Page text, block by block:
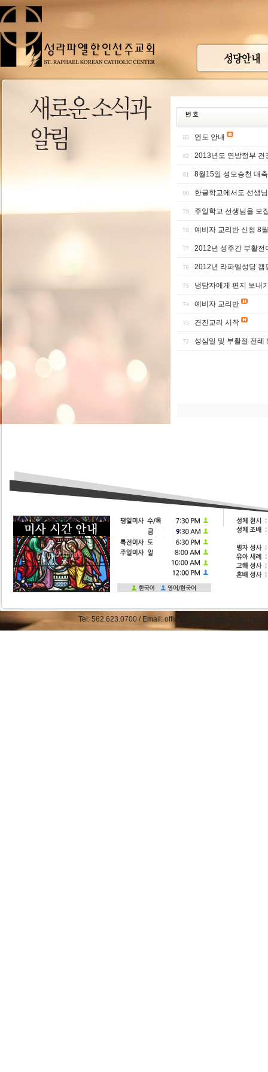
83 연도 안내
82 2013년도 연방정부 건
81 8월15일 성모승천 대
80 한글학교에서도 선생
79 주일학교 선생님을 모
78 예비자 교리반 신청 8
77 2012년 성주간 부활전
76 2012년 라파엘성당 캠
75 냉담자에게 편지 보내
74 예비자 교리반
73 견진교리 시작
72 성삼일 및 부활절 전례
Tel: 562.623.0700 / Email: office@straphaelkcc.org /